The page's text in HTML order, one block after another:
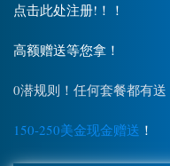
点击此处注册!！！
高额赠送等您拿！
0潜规则！任何套餐都有送
150-250美金现金赠送 ！